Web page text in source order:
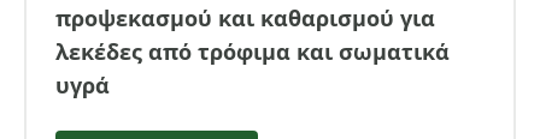
προψεκασμού και καθαρισμού για
λεκέδες από τρόφιμα και σωματικά
υγρά